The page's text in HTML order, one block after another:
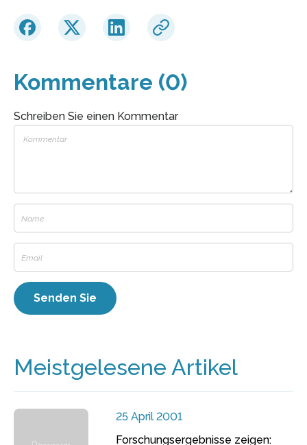
Kommentare (0)
Schreiben Sie einen Kommentar
Meistgelesene Artikel
25 April 2001
Forschungsergebnisse zeigen: